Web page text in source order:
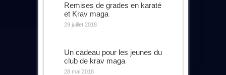
Remises de grades en karaté
et Krav maga
29 juillet 2018
Un cadeau pour les jeunes du
club de krav maga
28 mai 2018